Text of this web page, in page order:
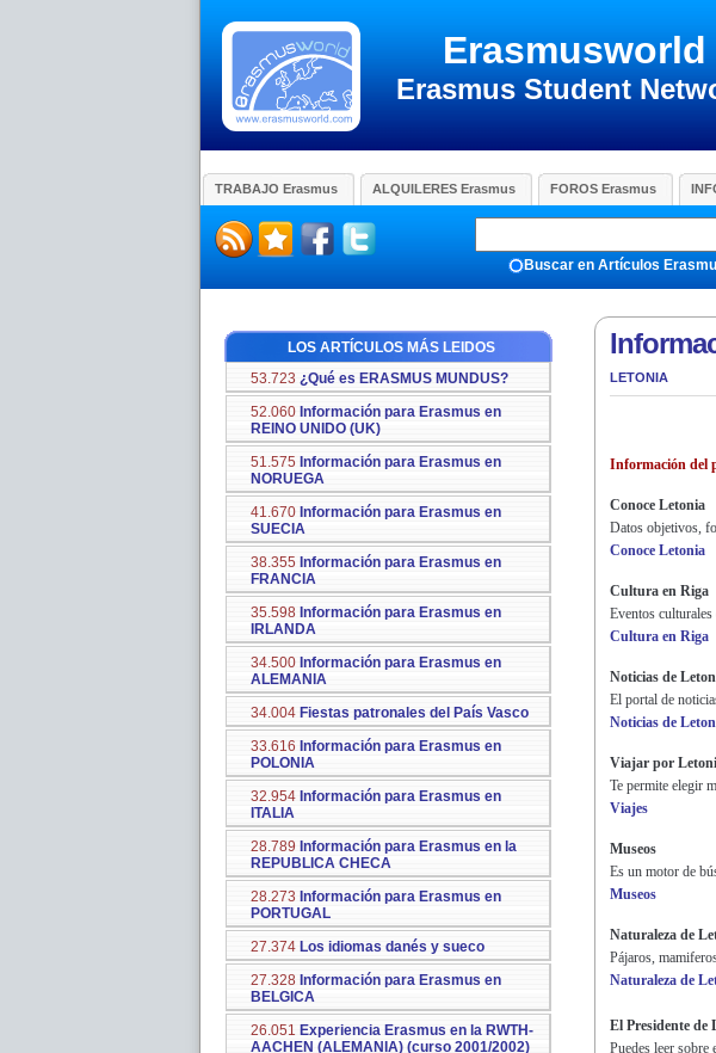
Erasmusworld
Erasmus Student
TRABAJO Erasmus ALQUILERES Erasmus FOROS Erasmus
Buscar en Artículos
LOS ARTÍCULOS MÁS LEIDOS
53.723 ¿Qué es ERASMUS MUNDUS?
52.060 Información para Erasmus en
REINO UNIDO (UK)
51.575 Información para Erasmus en
NORUEGA
41.670 Información para Erasmus en
SUECIA
38.355 Información para Erasmus en
FRANCIA
35.598 Información para Erasmus en
IRLANDA
34.500 Información para Erasmus en
ALEMANIA
34.004 Fiestas patronales del País Vasco
33.616 Información para Erasmus en
POLONIA
32.954 Información para Erasmus en
ITALIA
28.789 Información para Erasmus en la
REPUBLICA CHECA
28.273 Información para Erasmus en
PORTUGAL
27.374 Los idiomas danés y sueco
27.328 Información para Erasmus en
BELGICA
26.051 Experiencia Erasmus en la RWTH-
AACHEN (ALEMANIA) (curso 2001/2002)
LETONIA
Información del
Conoce Letonia
Datos objetivos,
Conoce Letonia
Cultura en Riga
Eventos culturales
Cultura en Riga
Noticias de
El portal de
Noticias de
Viajar por
Te permite elegir
Viajes
Museos
Es un motor de
Museos
Naturaleza de
Pájaros,
Naturaleza de
El Presidente de
Puedes leer sobre